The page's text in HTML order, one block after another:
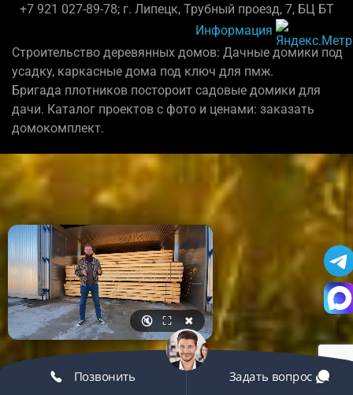
+7 921 027-89-78; г. Липецк, Трубный проезд, 7, БЦ БТ
Информация
Строительство деревянных домов: Дачные домики под
усадку, каркасные дома под ключ для пмж.
Бригада плотников постороит садовые домики для
дачи. Каталог проектов с фото и ценами: заказать
домокомплект.
🔇 ⛶ ✖
Позвонить Задать вопрос